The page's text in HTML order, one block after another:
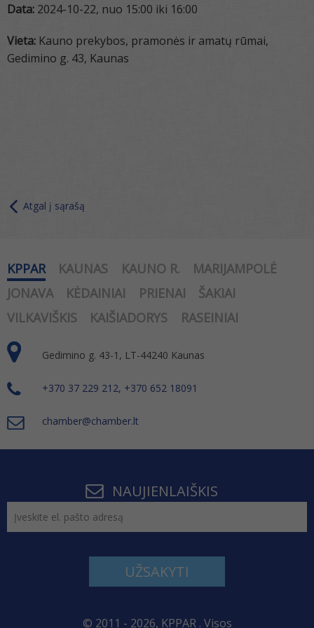
Data: 2024-10-22, nuo 15:00 iki 16:00
Vieta: Kauno prekybos, pramonės ir amatų rūmai,
Gedimino g. 43, Kaunas
Atgal į sąrašą
KPPAR KAUNAS KAUNO R.
MARIJAMPOLĖ
JONAVA
KĖDAINIAI PRIENAI
ŠAKIAI
VILKAVIŠKIS
KAIŠIADORYS RASEINIAI
Gedimino g. 43-1, LT-44240 Kaunas
+370 37 229 212, +370 652 18091
chamber@chamber.lt
NAUJIENLAIŠKIS
UŽSAKYTI
© 2011 - 2026, KPPAR . Visos